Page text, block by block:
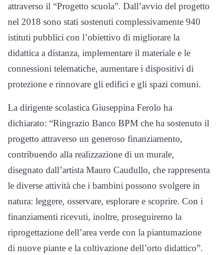
attraverso il “Progetto scuola”. Dall’avvio del progetto
nel 2018 sono stati sostenuti complessivamente 940
istituti pubblici con l’obiettivo di migliorare la
didattica a distanza, implementare il materiale e le
connessioni telematiche, aumentare i dispositivi di
protezione e rinnovare gli edifici e gli spazi comuni.
La dirigente scolastica Giuseppina Ferolo ha
dichiarato: “Ringrazio Banco BPM che ha sostenuto il
progetto attraverso un generoso finanziamento,
contribuendo alla realizzazione di un murale,
disegnato dall’artista Mauro Caudullo, che rappresenta
le diverse attività che i bambini possono svolgere in
natura: leggere, osservare, esplorare e scoprire. Con i
finanziamenti ricevuti, inoltre, proseguiremo la
riprogettazione dell’area verde con la piantumazione
di nuove piante e la coltivazione dell’orto didattico”.